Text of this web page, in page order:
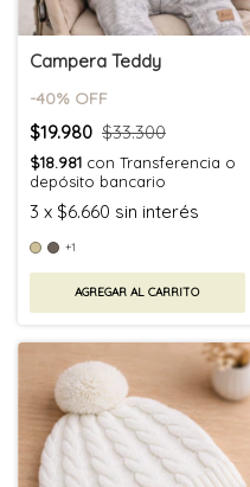
Campera Teddy
-40% OFF
$19.980 $33.300
$18.981 con Transferencia o
depósito bancario
3 x $6.660 sin interés
+1
AGREGAR AL CARRITO